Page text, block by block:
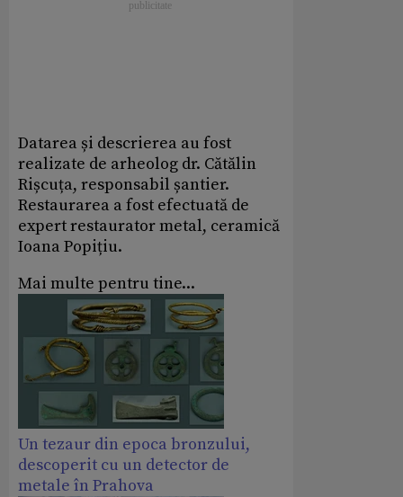
Datarea și descrierea au fost
realizate de arheolog dr. Cătălin
Rișcuța, responsabil șantier.
Restaurarea a fost efectuată de
expert restaurator metal, ceramică
Ioana Popițiu.
Mai multe pentru tine...
Un tezaur din epoca bronzului,
descoperit cu un detector de
metale în Prahova